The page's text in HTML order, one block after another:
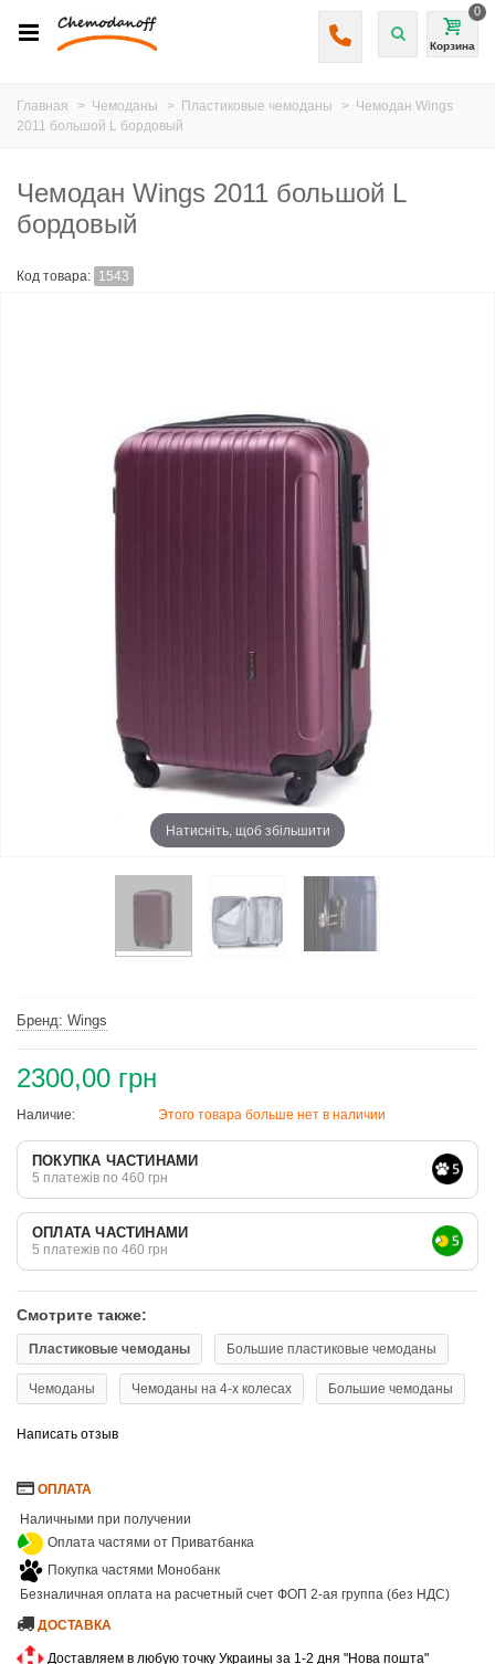
Корзина
0
Главная > Чемоданы > Пластиковые чемоданы > Чемодан Wings
2011 большой L бордовый
Чемодан Wings 2011 большой L
бордовый
Код товара: 1543
Натисніть, щоб збільшити
Бренд: Wings
2300,00 грн
Наличие: Этого товара больше нет в наличии
ПОКУПКА ЧАСТИНАМИ
5 платежів по 460 грн
ОПЛАТА ЧАСТИНАМИ
5 платежів по 460 грн
Смотрите также:
Пластиковые чемоданы Большие пластиковые чемоданы
Чемоданы Чемоданы на 4-х колесах Большие чемоданы
Написать отзыв
ОПЛАТА
Наличными при получении
Оплата частями от Приватбанка
Покупка частями Монобанк
Безналичная оплата на расчетный счет ФОП 2-ая группа (без НДС)
ДОСТАВКА
Доставляем в любую точку Украины за 1-2 дня "Нова пошта"